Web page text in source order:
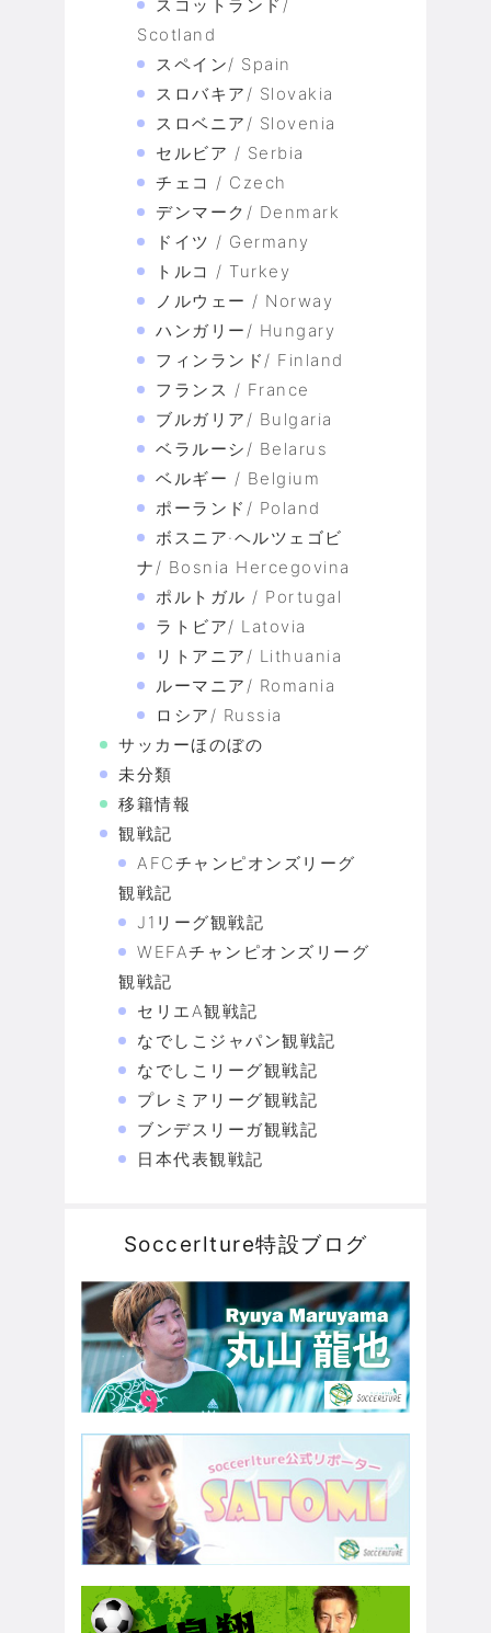
スコットランド/
Scotland
スペイン/ Spain
スロバキア/ Slovakia
スロベニア/ Slovenia
セルビア / Serbia
チェコ / Czech
デンマーク/ Denmark
ドイツ / Germany
トルコ / Turkey
ノルウェー / Norway
ハンガリー/ Hungary
フィンランド/ Finland
フランス / France
ブルガリア/ Bulgaria
ベラルーシ/ Belarus
ベルギー / Belgium
ポーランド/ Poland
ボスニア·ヘルツェゴビ
ナ/ Bosnia Hercegovina
ポルトガル / Portugal
ラトビア/ Latovia
リトアニア/ Lithuania
ルーマニア/ Romania
ロシア/ Russia
サッカーほのぼの
未分類
移籍情報
観戦記
AFCチャンピオンズリーグ
観戦記
J1リーグ観戦記
WEFAチャンピオンズリーグ
観戦記
セリエA観戦記
なでしこジャパン観戦記
なでしこリーグ観戦記
プレミアリーグ観戦記
ブンデスリーガ観戦記
日本代表観戦記
Soccerlture特設ブログ